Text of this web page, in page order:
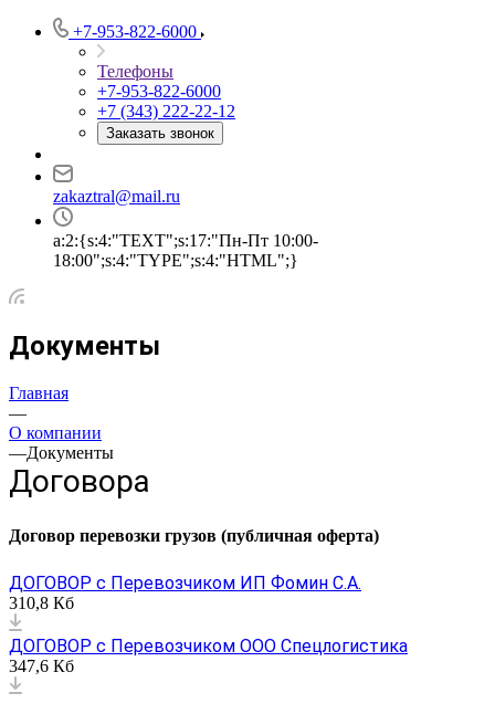
+7-953-822-6000
Телефоны
+7-953-822-6000
+7 (343) 222-22-12
Заказать звонок
zakaztral@mail.ru
a:2:{s:4:"TEXT";s:17:"Пн-Пт 10:00-
18:00";s:4:"TYPE";s:4:"HTML";}
Документы
Главная
—
О компании
—Документы
Договора
Договор перевозки грузов (публичная оферта)
ДОГОВОР с Перевозчиком ИП Фомин С.А.
310,8 Кб
ДОГОВОР с Перевозчиком ООО Спецлогистика
347,6 Кб